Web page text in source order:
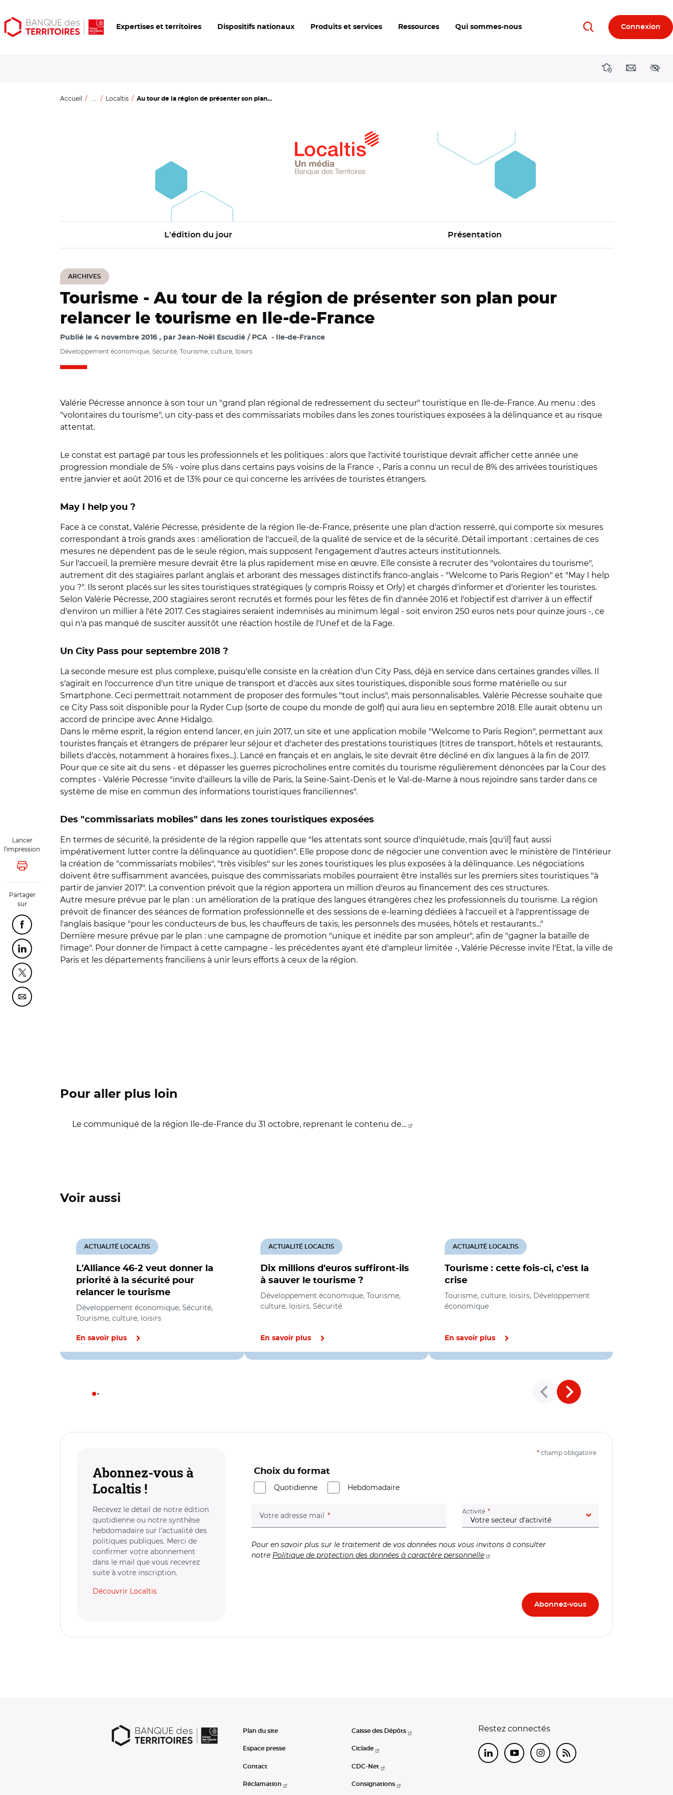
Aller
au
Aller
au
Ouvrir
les
Expertises et territoires Dispositifs nationaux Produits et services Ressources Qui sommes-nous RechercherConnexion
DirectionsContact
Accueil ... Localtis Au tour de la région de présenter son plan...
L'édition du jour Présentation
ARCHIVES
Lancer
l'impression
Lancer l'impression
Partager
sur
Partager cette page sur Facebook
Partager cette page sur Linkedin
Partager cette page sur Twitter
Partager cette page sur Courriel
Tourisme - Au tour de la région de présenter son plan pour
relancer le tourisme en Ile-de-France
Publié le 4 novembre 2016 par Jean-Noël Escudié / PCA Ile-de-France
Développement économique, Sécurité, Tourisme, culture, loisirs
Valérie Pécresse annonce à son tour un "grand plan régional de redressement du secteur" touristique en Ile-de-France. Au menu : des
"volontaires du tourisme", un city-pass et des commissariats mobiles dans les zones touristiques exposées à la délinquance et au risque
attentat.
Le constat est partagé par tous les professionnels et les politiques : alors que l'activité touristique devrait afficher cette année une
progression mondiale de 5% - voire plus dans certains pays voisins de la France -, Paris a connu un recul de 8% des arrivées touristiques
entre janvier et août 2016 et de 13% pour ce qui concerne les arrivées de touristes étrangers.
May I help you ?
Face à ce constat, Valérie Pécresse, présidente de la région Ile-de-France, présente une plan d'action resserré, qui comporte six mesures
correspondant à trois grands axes : amélioration de l'accueil, de la qualité de service et de la sécurité. Détail important : certaines de ces
mesures ne dépendent pas de le seule région, mais supposent l'engagement d'autres acteurs institutionnels.
Sur l'accueil, la première mesure devrait être la plus rapidement mise en œuvre. Elle consiste à recruter des "volontaires du tourisme",
autrement dit des stagiaires parlant anglais et arborant des messages distinctifs franco-anglais - "Welcome to Paris Region" et "May I help
you ?". Ils seront placés sur les sites touristiques stratégiques (y compris Roissy et Orly) et chargés d'informer et d'orienter les touristes.
Selon Valérie Pécresse, 200 stagiaires seront recrutés et formés pour les fêtes de fin d'année 2016 et l'objectif est d'arriver à un effectif
d'environ un millier à l'été 2017. Ces stagiaires seraient indemnisés au minimum légal - soit environ 250 euros nets pour quinze jours -, ce
qui n'a pas manqué de susciter aussitôt une réaction hostile de l'Unef et de la Fage.
Un City Pass pour septembre 2018 ?
La seconde mesure est plus complexe, puisqu'elle consiste en la création d'un City Pass, déjà en service dans certaines grandes villes. Il
s'agirait en l'occurrence d'un titre unique de transport et d'accès aux sites touristiques, disponible sous forme matérielle ou sur
Smartphone. Ceci permettrait notamment de proposer des formules "tout inclus", mais personnalisables. Valérie Pécresse souhaite que
ce City Pass soit disponible pour la Ryder Cup (sorte de coupe du monde de golf) qui aura lieu en septembre 2018. Elle aurait obtenu un
accord de principe avec Anne Hidalgo.
Dans le même esprit, la région entend lancer, en juin 2017, un site et une application mobile "Welcome to Paris Region", permettant aux
touristes français et étrangers de préparer leur séjour et d'acheter des prestations touristiques (titres de transport, hôtels et restaurants,
billets d'accès, notamment à horaires fixes...). Lancé en français et en anglais, le site devrait être décliné en dix langues à la fin de 2017.
Pour que ce site ait du sens - et dépasser les guerres picrocholines entre comités du tourisme régulièrement dénoncées par la Cour des
comptes - Valérie Pécresse "invite d'ailleurs la ville de Paris, la Seine-Saint-Denis et le Val-de-Marne à nous rejoindre sans tarder dans ce
système de mise en commun des informations touristiques franciliennes".
Des "commissariats mobiles" dans les zones touristiques exposées
En termes de sécurité, la présidente de la région rappelle que "les attentats sont source d'inquiétude, mais [qu'il] faut aussi
impérativement lutter contre la délinquance au quotidien". Elle propose donc de négocier une convention avec le ministère de l'Intérieur
la création de "commissariats mobiles", "très visibles" sur les zones touristiques les plus exposées à la délinquance. Les négociations
doivent être suffisamment avancées, puisque des commissariats mobiles pourraient être installés sur les premiers sites touristiques "à
partir de janvier 2017". La convention prévoit que la région apportera un million d'euros au financement des ces structures.
Autre mesure prévue par le plan : un amélioration de la pratique des langues étrangères chez les professionnels du tourisme. La région
prévoit de financer des séances de formation professionnelle et des sessions de e-learning dédiées à l'accueil et à l'apprentissage de
l'anglais basique "pour les conducteurs de bus, les chauffeurs de taxis, les personnels des musées, hôtels et restaurants..."
Dernière mesure prévue par le plan : une campagne de promotion "unique et inédite par son ampleur", afin de "gagner la bataille de
l'image". Pour donner de l'impact à cette campagne - les précédentes ayant été d'ampleur limitée -, Valérie Pécresse invite l'Etat, la ville de
Paris et les départements franciliens à unir leurs efforts à ceux de la région.
Pour aller plus loin
Le communiqué de la région Ile-de-France du 31 octobre, reprenant le contenu de…
Voir aussi
L'Alliance 46-2 veut donner la
priorité à la sécurité pour
relancer le tourisme
ACTUALITÉ LOCALTIS
Développement économique, Sécurité,
Tourisme, culture, loisirs
En savoir plus
Dix millions d'euros suffiront-ils
à sauver le tourisme ?
ACTUALITÉ LOCALTIS
Développement économique, Tourisme,
culture, loisirs, Sécurité
En savoir plus
Tourisme : cette fois-ci, c'est la
crise
ACTUALITÉ LOCALTIS
Tourisme, culture, loisirs, Développement
économique
En savoir plus
Abonnez-vous à
Localtis !
Recevez le détail de notre édition
quotidienne ou notre synthèse
hebdomadaire sur l’actualité des
politiques publiques. Merci de
confirmer votre abonnement
dans le mail que vous recevrez
suite à votre inscription.
Découvrir Localtis
* champ obligatoire
Choix du format
Quotidienne
Hebdomadaire
Votre adresse mail (champ obligatoire) Activité (champ obligatoire)
Pour en savoir plus sur le traitement de vos données nous vous invitons à consulter
notre Politique de protection des données à caractère personnelle
Plan du site
Espace presse
Contact
Réclamation
Caisse des Dépôts
Ciclade
CDC-Net
Consignations
Restez connectés
LinkedInYoutubeInstagram
RSS